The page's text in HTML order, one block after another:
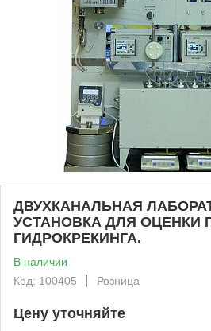
ДВУХКАНАЛЬНАЯ
УСТАНОВКА ДЛЯ ОЦЕНКИ
ГИДРОКРЕКИНГА.
В наличии
Код: 100405
Розница
Цену уточняйте